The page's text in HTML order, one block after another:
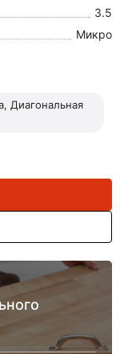
3.5
Микро
Диагональная